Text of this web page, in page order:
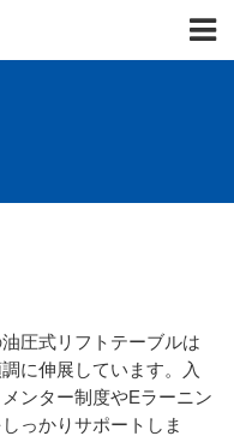
圧式リフトテーブルは
に伸展しています。入
ンター制度やEラーニン
っかりサポートしま